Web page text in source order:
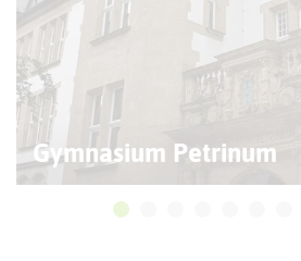
Gymnasium Petrinum